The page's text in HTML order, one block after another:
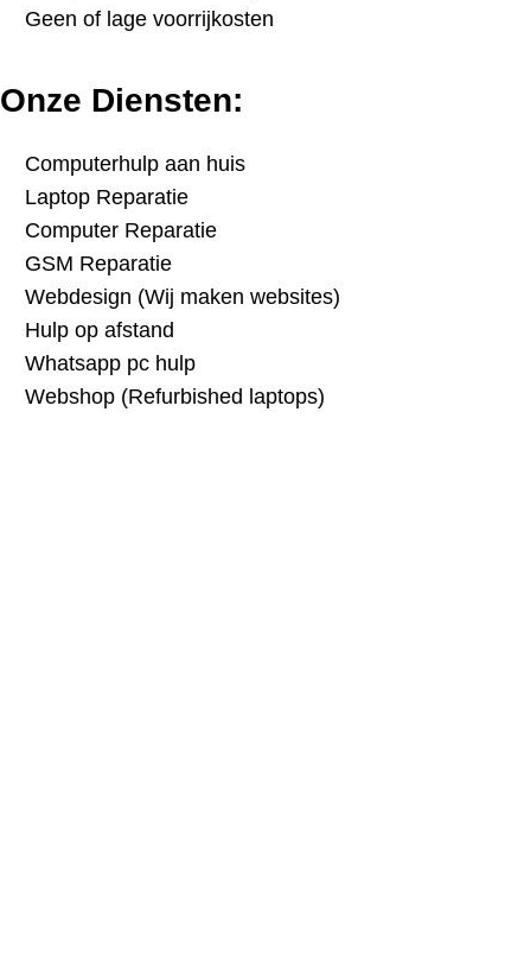
Geen of lage voorrijkosten
Onze Diensten:
Computerhulp aan huis
Laptop Reparatie
Computer Reparatie
GSM Reparatie
Webdesign (Wij maken websites)
Hulp op afstand
Whatsapp pc hulp
Webshop (Refurbished laptops)